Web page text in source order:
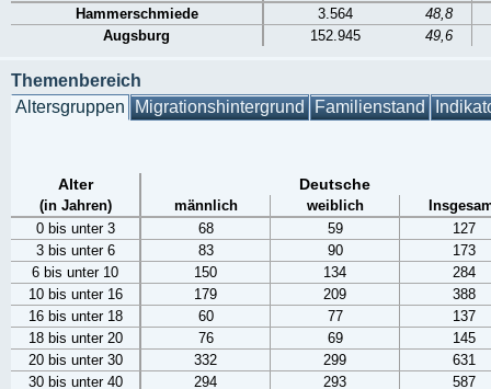
Hammerschmiede
3.564
48,8
Augsburg
152.945 49,6
Themenbereich
Altersgruppen Migrationshintergrund Familienstand
Alter Deutsche
(in Jahren) männlich weiblich
0 bis unter 3
68 59
127
3 bis unter 6
83 90
173
6 bis unter 10
150 134
284
10 bis unter 16
179 209
388
16 bis unter 18
60 77
137
18 bis unter 20
76 69
145
20 bis unter 30
332 299
631
30 bis unter 40
294 293
587